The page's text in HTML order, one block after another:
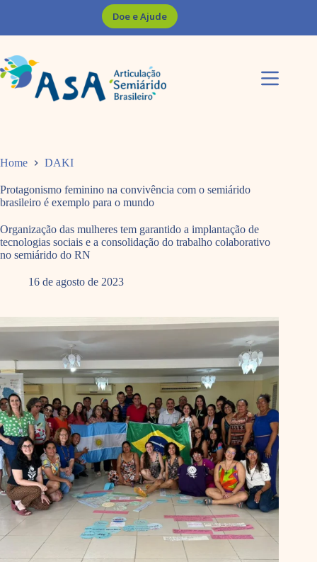
Doe e Ajude
Home DAKI
Protagonismo feminino na convivência com o semiárido
brasileiro é exemplo para o mundo
Organização das mulheres tem garantido a implantação de
tecnologias sociais e a consolidação do trabalho colaborativo
no semiárido do RN
16 de agosto de 2023